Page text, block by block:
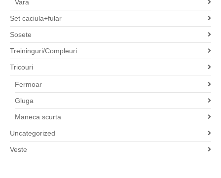
Vara
Set caciula+fular
Sosete
Treininguri/Compleuri
Tricouri
Fermoar
Gluga
Maneca scurta
Uncategorized
Veste